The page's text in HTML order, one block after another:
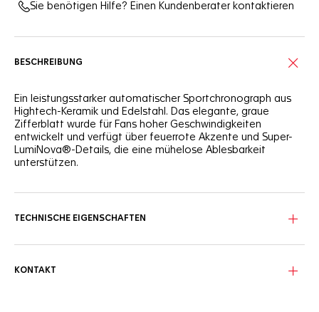
Sie benötigen Hilfe? Einen Kundenberater kontaktieren
BESCHREIBUNG
Ein leistungsstarker automatischer Sportchronograph aus
Hightech-Keramik und Edelstahl. Das elegante, graue
Zifferblatt wurde für Fans hoher Geschwindigkeiten
entwickelt und verfügt über feuerrote Akzente und Super-
LumiNova®-Details, die eine mühelose Ablesbarkeit
unterstützen.
TECHNISCHE EIGENSCHAFTEN
KONTAKT